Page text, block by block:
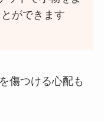
ができます
傷つける心配も